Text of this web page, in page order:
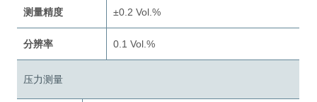
测量精度 ±0.2 Vol.%
分辨率 0.1 Vol.%
压力测量